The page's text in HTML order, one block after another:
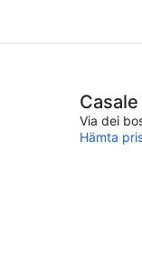
Via dei
Hämta